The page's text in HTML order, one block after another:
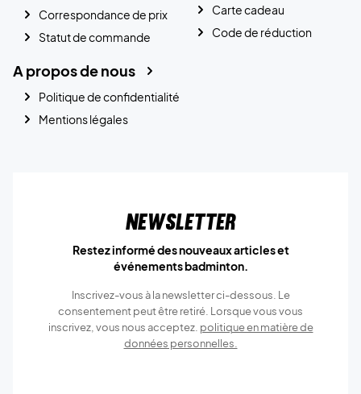
Correspondance de prix
Statut de commande
Carte cadeau
Code de réduction
A propos de nous
Politique de confidentialité
Mentions légales
Newsletter
Restez informé des nouveaux articles et
événements badminton.
Inscrivez-vous à la newsletter ci-dessous. Le
consentement peut être retiré. Lorsque vous vous
inscrivez, vous nous acceptez. politique en matière de
données personnelles.